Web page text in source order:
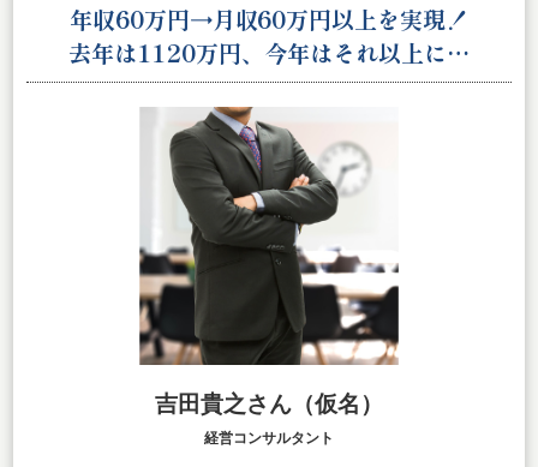
年収60万円→月収60万円以上を実現！
去年は1120万円、今年はそれ以上に…
吉田貴之さん（仮名）
経営コンサルタント